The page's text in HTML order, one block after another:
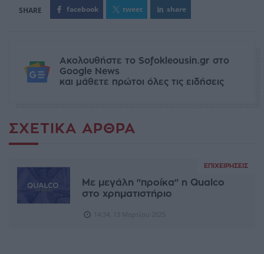
facebook tweet share
Ακολουθήστε το Sofokleousin.gr στο
Google News
και μάθετε πρώτοι όλες τις ειδήσεις
ΣΧΕΤΙΚΆ ΆΡΘΡΑ
ΕΠΙΧΕΙΡΉΣΕΙΣ
Με μεγάλη "προίκα" η Qualco
στο χρηματιστήριο